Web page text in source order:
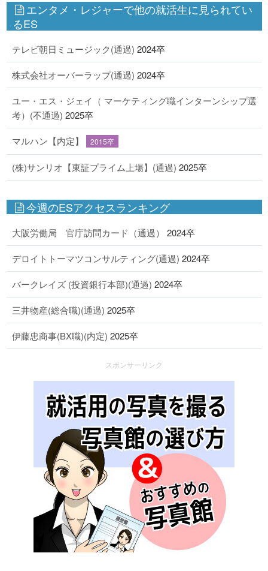
エンタメ・レジャーで他の就活生に見られてい
るES
テレビ朝日ミュージック(通過) 2024卒
株式会社オーバーラップ(通過) 2024卒
ユー・エス・ジェイ（ マーケティング職インターンシップ選
考）(不通過) 2025卒
マルハン【内定】 2015卒
(株)サンリオ【東証プライム上場】(通過) 2025卒
今週のESアクセスランキング
大阪労働局 官庁訪問カード（通過） 2024卒
デロイトトーマツコンサルティング(通過) 2024卒
バークレイズ (投資銀行本部)(通過) 2024卒
三井物産(総合職)(通過) 2025卒
伊藤忠商事(BX職)(内定) 2025卒
スポンサーリンク